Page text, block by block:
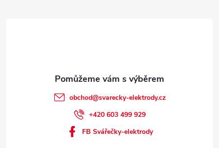
obchod@svarecky-elektrody.cz
+420 603 499 929
FB Svářečky-elektrody